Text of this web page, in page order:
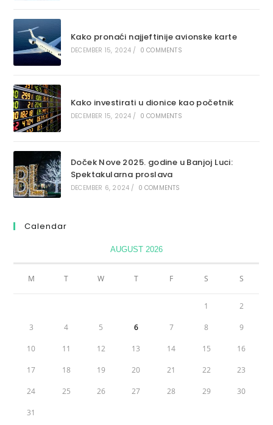
Kako pronaći najjeftinije avionske karte
DECEMBER 15, 2024 / 0 COMMENTS
Kako investirati u dionice kao početnik
DECEMBER 15, 2024 / 0 COMMENTS
Doček Nove 2025. godine u Banjoj Luci:
Spektakularna proslava
DECEMBER 6, 2024 / 0 COMMENTS
Calendar
AUGUST 2026
M T W T F S S
1 2
3 4 5 6 7 8 9
10 11 12 13 14 15 16
17 18 19 20 21 22 23
24 25 26 27 28 29 30
31